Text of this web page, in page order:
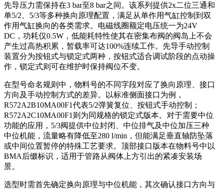
先导压力需保持在3 bar至8 bar之间。该系列提供2x二位三通和
单5/2、5/3等多种换向原理配置，满足从单作用气缸控制到双
作用气缸换向的各类需求。电磁线圈额定电压统一为24V
DC，功耗仅0.5W，低能耗特性使其在密集布阀的阀岛上不会
产生过高热积累，暂载率可达100%连续工作。先导手动控制
装置分为按钮式与锁定式两种，按钮式适合调试阶段的点动操
作，锁定式则可在维护时保持阀位不变。
在型号命名规则中，物料号的不同字段对应了换向原理、接口
方向及手动控制方式的差异。以标准侧面接口为例，
R572A2B10MA00F1代表5/2弹簧复位、按钮式手动控制；
R572A2C10MA00F1则为同规格的锁定式版本。对于需要中位
功能的应用，5/3阀提供中位封闭、中位排气及中位加压三种
中位机能，流量略有降低至280 l/min，但能满足垂直轴防坠落
或中间位置暂停的特殊工艺要求。顶部接口版本在物料号中以
BMA后缀标识，适用于管路从阀体上方引出的紧凑安装场
景。
选型时需首先确定换向原理与中位机能，其次确认接口方向与